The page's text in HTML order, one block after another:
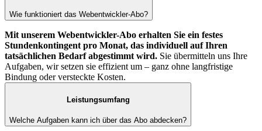
Wie funktioniert das Webentwickler-Abo?
Mit unserem Webentwickler-Abo erhalten Sie ein festes
Stundenkontingent pro Monat, das individuell auf Ihren
tatsächlichen Bedarf abgestimmt wird. Sie übermitteln uns Ihre
Aufgaben, wir setzen sie effizient um – ganz ohne langfristige
Bindung oder versteckte Kosten.
Leistungsumfang
Welche Aufgaben kann ich über das Abo abdecken?